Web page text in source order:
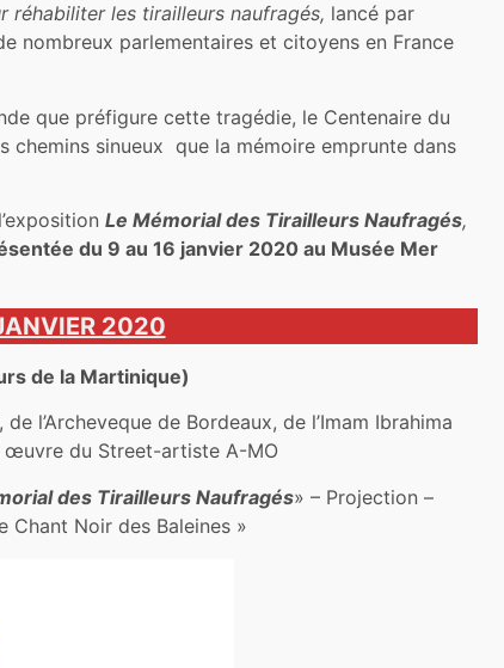
réhabiliter les tirailleurs naufragés, lancé par
nombreux parlementaires et citoyens en France
que préfigure cette tragédie, le Centenaire du
chemins sinueux que la mémoire emprunte dans
Le Mémorial des Tirailleurs Naufragés,
du 9 au 16 janvier 2020 au Musée Mer
2020
de la Martinique)
l’Archeveque de Bordeaux, de l’Imam Ibrahima
œuvre du Street-artiste A-MO
des Tirailleurs Naufragés» – Projection –
Chant Noir des Baleines »